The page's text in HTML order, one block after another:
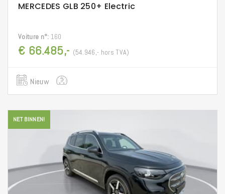
MERCEDES GLB 250+ Electric
Voiture n°: 160
€ 66.485,- (54.946,- hors TVA)
Nieuw
NET BINNEN!